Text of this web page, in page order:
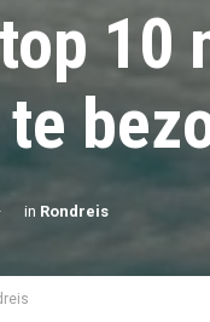
10
in Rondreis